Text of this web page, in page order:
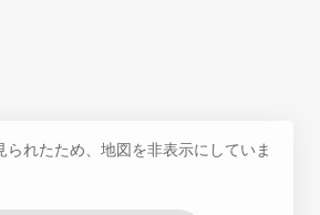
られたため、地図を非表示にしていま